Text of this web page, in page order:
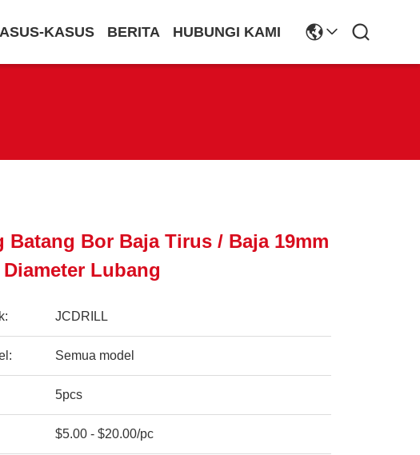
KASUS BERITA HUBUNGI KAMI
Batang Bor Baja Tirus / Baja 19mm
Diameter Lubang
JCDRILL
Semua model
5pcs
$5.00 - $20.00/pc